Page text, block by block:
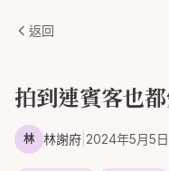
返回
拍到連賓客也
林 林謝府 2024年5月5日